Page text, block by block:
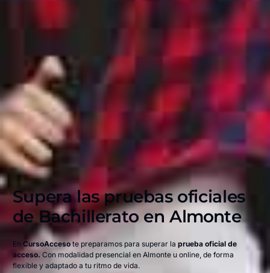
Supera las pruebas oficiales
de Bachillerato enAlmonte
En CursoAccesote preparamos para superar la prueba oficial de
acceso. Con modalidad presencial en Almonte u online, de forma
flexible y adaptado a tu ritmo de vida.